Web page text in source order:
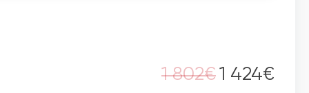
1 802€
Pôvodná1 424€
Aktuálna